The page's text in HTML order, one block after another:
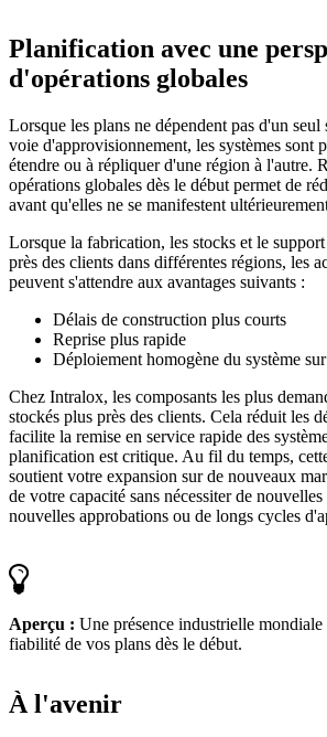
Planification avec une
d'opérations globales
Lorsque les plans ne dépendent pas d'un seul
voie d'approvisionnement, les systèmes sont
étendre ou à répliquer d'une région à l'autre.
opérations globales dès le début permet de
avant qu'elles ne se manifestent
Lorsque la fabrication, les stocks et le
près des clients dans différentes régions, les
peuvent s'attendre aux avantages suivants :
Délais de construction plus courts
Reprise plus rapide
Déploiement homogène du système
Chez Intralox, les composants les plus
stockés plus près des clients. Cela réduit les
facilite la remise en service rapide des
planification est critique. Au fil du temps,
soutient votre expansion sur de nouveaux
de votre capacité sans nécessiter de
nouvelles approbations ou de longs cycles
Aperçu : Une présence industrielle
fiabilité de vos plans dès le début.
À l'avenir